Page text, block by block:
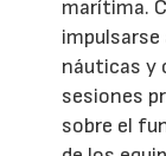
marítima.
impulsarse
náuticas y
sesiones
sobre el